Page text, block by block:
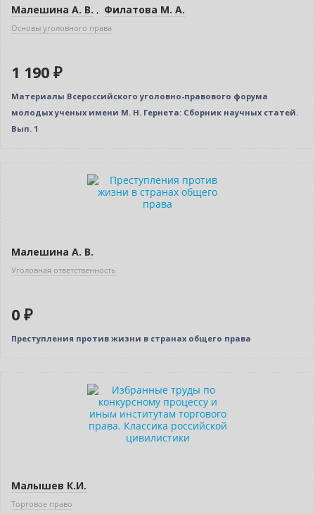
Малешина А. В. , Филатова М. А.
Основы уголовного права
1 190 ₽
Материалы Всероссийского уголовно-правового форума
молодых ученых имени М. Н. Гернета: Сборник научных статей.
Вып. 1
Малешина А. В.
Уголовная ответственность
0 ₽
Преступления против жизни в странах общего права
Индивидуальный подход
Малышев К.И.
Торговое право